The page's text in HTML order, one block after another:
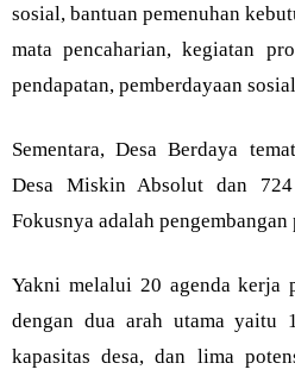
sosial, bantuan pemenuhan
mata pencaharian, kegiatan
pendapatan, pemberdayaan
Sementara, Desa Berdaya
Desa Miskin Absolut dan 724
Fokusnya adalah
Yakni melalui 20 agenda kerja
dengan dua arah utama yaitu
kapasitas desa, dan lima